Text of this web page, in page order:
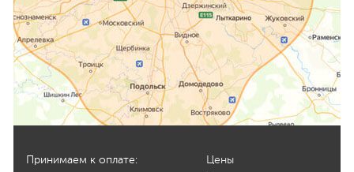
Принимаем к оплате:
Цены